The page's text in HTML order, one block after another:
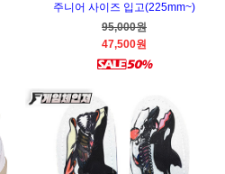
주니어 사이즈 입고(225mm~)
95,000원
47,500원